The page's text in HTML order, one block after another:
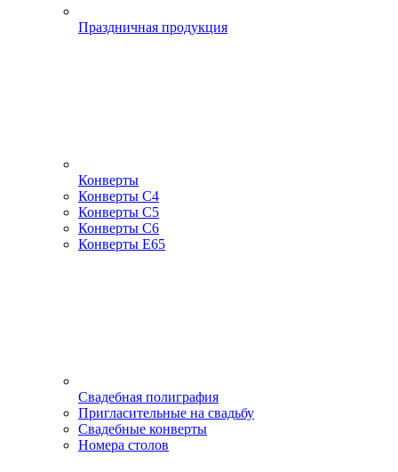
Праздничная продукция
Конверты
Конверты С4
Конверты С5
Конверты С6
Конверты Е65
Свадебная полиграфия
Пригласительные на свадьбу
Свадебные конверты
Номера столов